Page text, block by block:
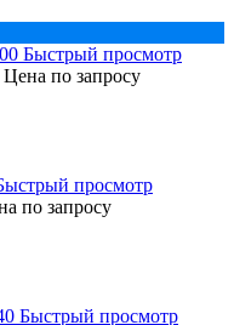
Быстрый просмотр
Цена по запросу
просмотр
по запросу
Быстрый просмотр